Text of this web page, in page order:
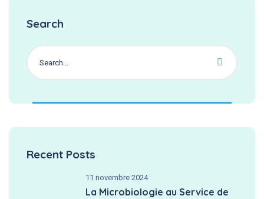
Search
Recent Posts
11 novembre 2024
La Microbiologie au Service de